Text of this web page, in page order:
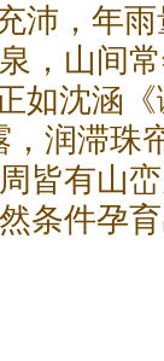
沛，年
，山间
如沈涵
润滞珠
皆有山
条件孕